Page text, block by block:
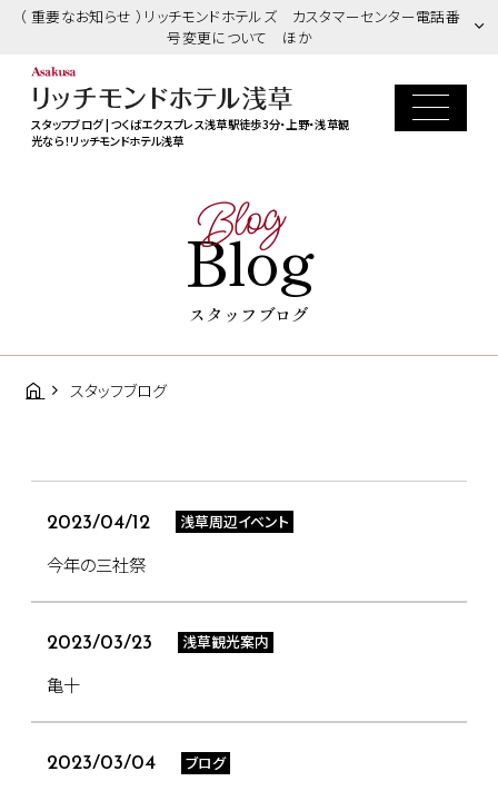
（ 重要なお知らせ ）リッチモンドホテルズ カスタマーセンター電話番
号変更について ほか
スタッフブログ | つくばエクスプレス浅草駅徒歩3分・上野・浅草観
光なら！リッチモンドホテル浅草
Blog
Blog
スタッフブログ
スタッフブログ
2023/04/12 浅草周辺イベント
今年の三社祭
2023/03/23 浅草観光案内
亀十
2023/03/04 ブログ